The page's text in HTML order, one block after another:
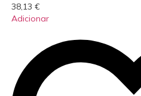
38,13 €
Adicionar